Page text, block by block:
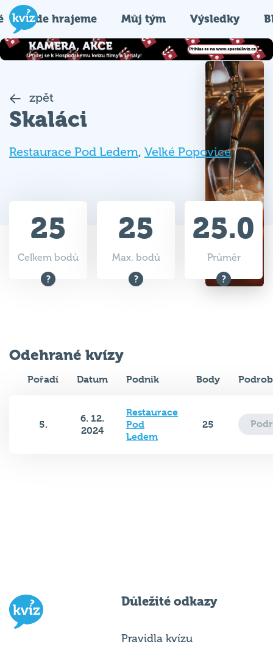
Kde hrajeme Můj tým Výsledky
zpět
Skaláci
Restaurace Pod Ledem, Velké Popovice
25
Celkem bodů
25
Max. bodů
25.0
Průměr
Odehrané kvízy
Pořadí Datum Podnik Body
5.
6. 12.
2024
Restaurace
Pod
Ledem
25
Důležité odkazy
Pravidla kvízu